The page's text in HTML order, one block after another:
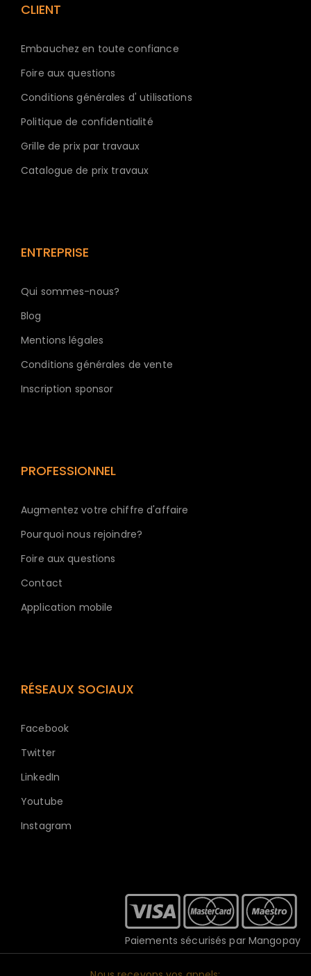
CLIENT
Embauchez en toute confiance
Foire aux questions
Conditions générales d' utilisations
Politique de confidentialité
Grille de prix par travaux
Catalogue de prix travaux
ENTREPRISE
Qui sommes-nous?
Blog
Mentions légales
Conditions générales de vente
Inscription sponsor
PROFESSIONNEL
Augmentez votre chiffre d'affaire
Pourquoi nous rejoindre?
Foire aux questions
Contact
Application mobile
RÉSEAUX SOCIAUX
Facebook
Twitter
LinkedIn
Youtube
Instagram
Paiements sécurisés par Mangopay